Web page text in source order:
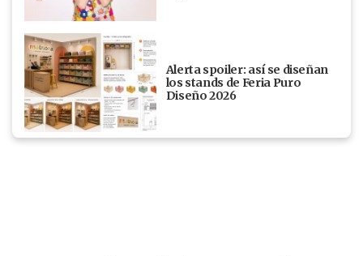
Alerta spoiler: así se diseñan
los stands de Feria Puro
Diseño 2026